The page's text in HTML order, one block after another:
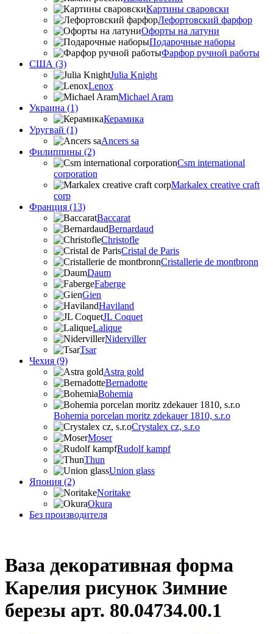
Картины сваровски
Лефортовский фарфор
Офорты на латуни
Подарочные наборы
Фарфор ручной работы
США (3)
Julia Knight
Lenox
Michael Aram
Украина (1)
Керамика
Уругвай (1)
Ancers sa
Филиппины (2)
Csm international
corporation
Markalex creative craft
corp
Франция (13)
Baccarat
Bernardaud
Christofle
Cristal de Paris
Cristallerie de montbronn
Daum
Faberge
Gien
Haviland
JL Coquet
Lalique
Niderviller
Tsar
Чехия (9)
Astra gold
Bernadotte
Bohemia
Bohemia porcelan moritz zdekauer 1810, s.r.o
Crystalex cz, s.r.o
Moser
Rudolf kampf
Thun
Union glass
Япония (2)
Noritake
Okura
Без производителя
Ваза декоративная форма
Карелия рисунок Зимние
березы арт. 80.04734.00.1